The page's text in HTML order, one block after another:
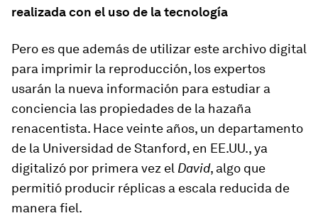
realizada con el uso de la tecnología
Pero es que además de utilizar este archivo digital
para imprimir la reproducción, los expertos
usarán la nueva información para estudiar a
conciencia las propiedades de la hazaña
renacentista. Hace veinte años, un departamento
de la Universidad de Stanford, en EE.UU., ya
digitalizó por primera vez el David, algo que
permitió producir réplicas a escala reducida de
manera fiel.